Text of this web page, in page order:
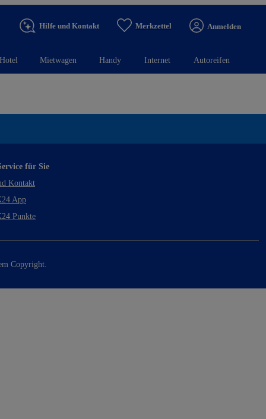
Hilfe und Kontakt Merkzettel Anmelden
Hotel Mietwagen Handy Internet Autoreifen
für Sie
Kontakt
App
Punkte
Copyright.